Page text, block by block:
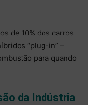
de 10% dos carros
“plug-in” –
para quando
da Indústria